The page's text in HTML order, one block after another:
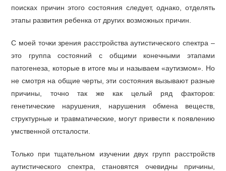
поисках причин этого состояния следует, однако, отделять
этапы развития ребенка от других возможных причин.
С моей точки зрения расстройства аутистического спектра –
это группа состояний с общими конечными этапами
патогенеза, которые в итоге мы и называем «аутизмом». Но
не смотря на общие черты, эти состояния вызывают разные
причины, точно так же как целый ряд факторов:
генетические нарушения, нарушения обмена веществ,
структурные и травматические, могут привести к появлению
умственной отсталости.
Только при тщательном изучении двух групп расстройств
аутистического спектра, становятся очевидны причины,